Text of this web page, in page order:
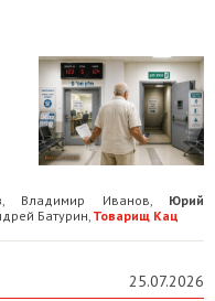
, Владимир Иванов, Юрий
Батурин, Товарищ Кац
25.07.2026